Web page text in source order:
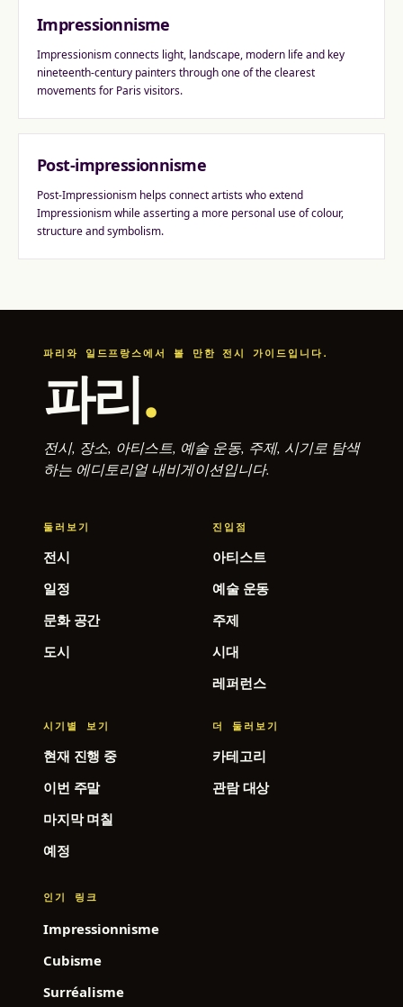
Impressionnisme
Impressionism connects light, landscape, modern life and key
nineteenth-century painters through one of the clearest
movements for Paris visitors.
Post-impressionnisme
Post-Impressionism helps connect artists who extend
Impressionism while asserting a more personal use of colour,
structure and symbolism.
파리와 일드프랑스에서 볼 만한 전시 가이드입니다.
파리.
전시, 장소, 아티스트, 예술 운동, 주제, 시기로 탐색
하는 에디토리얼 내비게이션입니다.
둘러보기
전시
일정
문화 공간
도시
진입점
아티스트
예술 운동
주제
시대
레퍼런스
시기별 보기
현재 진행 중
이번 주말
마지막 며칠
예정
더 둘러보기
카테고리
관람 대상
인기 링크
Impressionnisme
Cubisme
Surréalisme